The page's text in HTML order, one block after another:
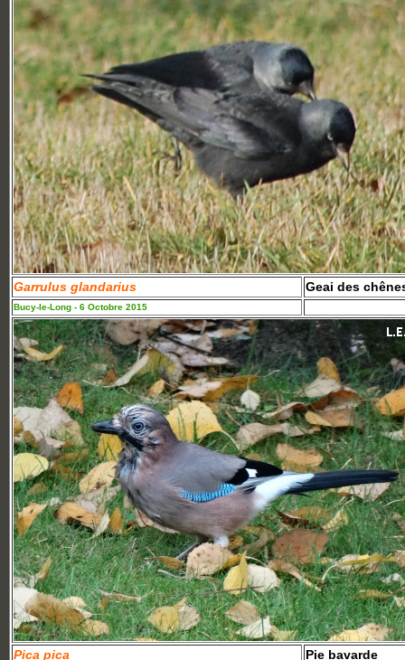
Garrulus glandarius Geai des
Bucy-le-Long - 6 Octobre 2015
Pica pica Pie bavarde